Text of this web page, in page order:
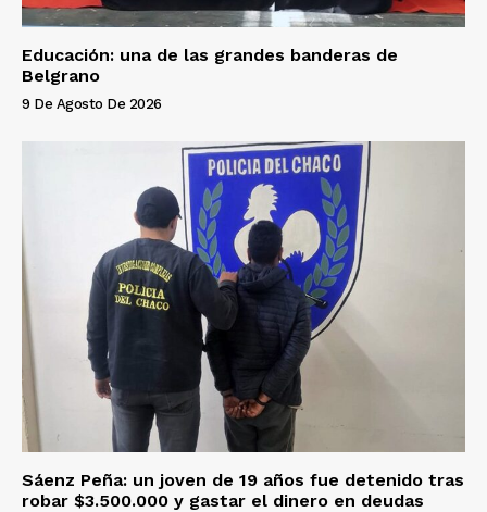
Educación: una de las grandes banderas de
Belgrano
9 De Agosto De 2026
Sáenz Peña: un joven de 19 años fue detenido tras
robar $3.500.000 y gastar el dinero en deudas